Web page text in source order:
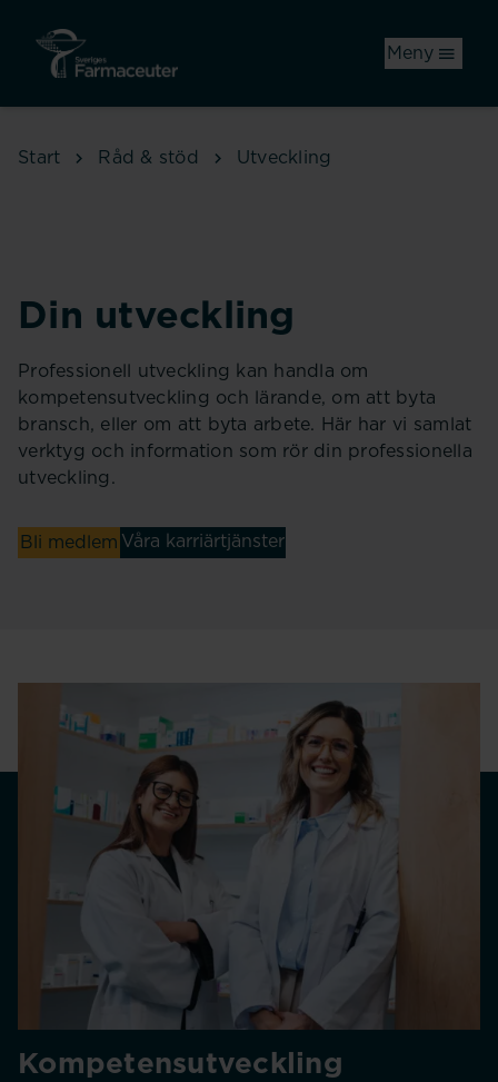
Meny
Start Råd & stöd Utveckling
Din utveckling
Professionell utveckling kan handla om
kompetensutveckling och lärande, om att byta
bransch, eller om att byta arbete. Här har vi samlat
verktyg och information som rör din professionella
utveckling.
Bli medlem Våra karriärtjänster
Kompetensutveckling